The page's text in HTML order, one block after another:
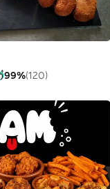
99%(120)